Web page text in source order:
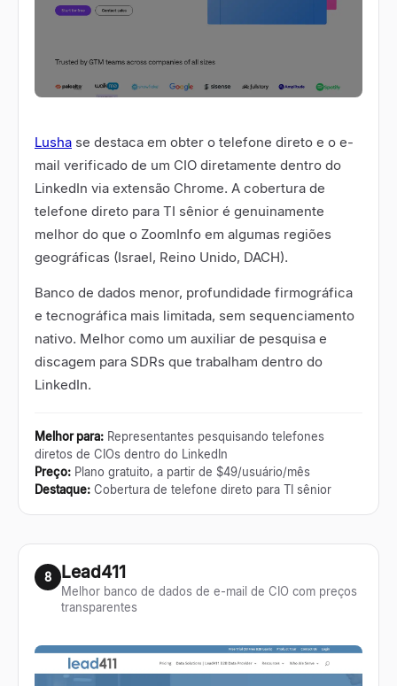
Lusha se destaca em obter o telefone direto e o e-
mail verificado de um CIO diretamente dentro do
LinkedIn via extensão Chrome. A cobertura de
telefone direto para TI sênior é genuinamente
melhor do que o ZoomInfo em algumas regiões
geográficas (Israel, Reino Unido, DACH).
Banco de dados menor, profundidade firmográfica
e tecnográfica mais limitada, sem sequenciamento
nativo. Melhor como um auxiliar de pesquisa e
discagem para SDRs que trabalham dentro do
LinkedIn.
Melhor para: Representantes pesquisando telefones
diretos de CIOs dentro do LinkedIn
Preço: Plano gratuito, a partir de $49/usuário/mês
Destaque: Cobertura de telefone direto para TI sênior
8 Lead411
Melhor banco de dados de e-mail de CIO com preços
transparentes